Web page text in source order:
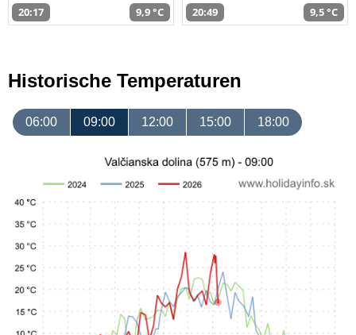
20:17 9,9 °C 20:49 9,5 °C
Historische Temperaturen
06:00 09:00 12:00 15:00 18:00